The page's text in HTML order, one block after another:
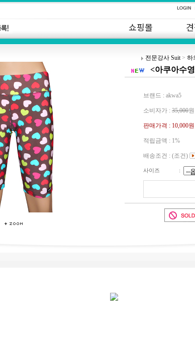
쇼핑몰
전문강사 Suit > 하
<아쿠아수
브랜드 : akwa5
소비자가 : 35,000원
판매가격 : 10,000원
적립금액 : 1%
배송조건 : (조건)
사이즈 :